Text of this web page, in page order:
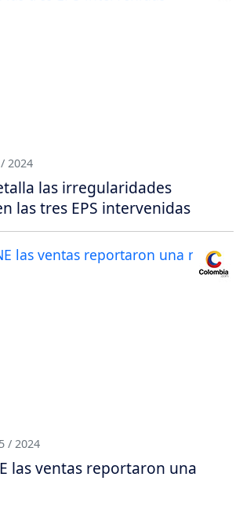
2024
las irregularidades
las tres EPS intervenidas
/ 2024
las ventas reportaron una